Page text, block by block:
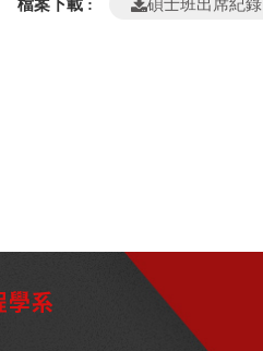
檔案下載 : 碩士班出席紀錄